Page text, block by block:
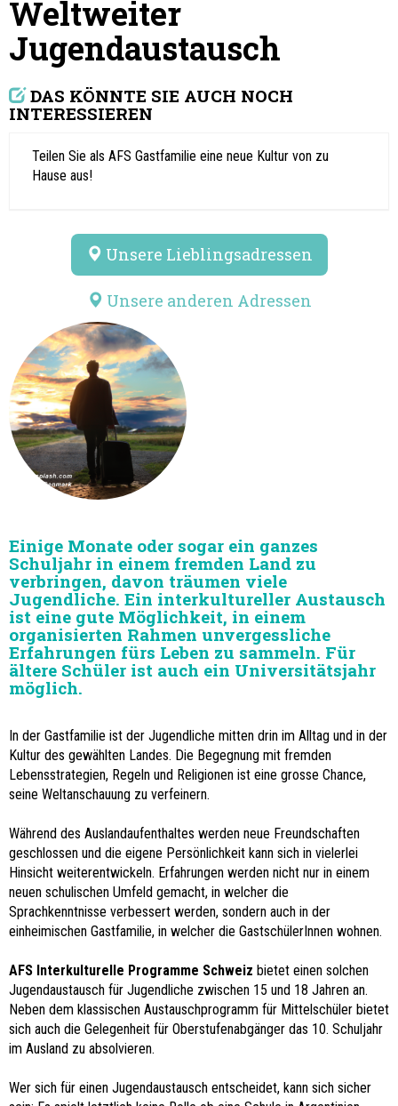
Weltweiter
Jugendaustausch
DAS KÖNNTE SIE AUCH NOCH
INTERESSIEREN
Teilen Sie als AFS Gastfamilie eine neue Kultur von zu
Hause aus!
Unsere Lieblingsadressen
Unsere anderen Adressen
Einige Monate oder sogar ein ganzes
Schuljahr in einem fremden Land zu
verbringen, davon träumen viele
Jugendliche. Ein interkultureller Austausch
ist eine gute Möglichkeit, in einem
organisierten Rahmen unvergessliche
Erfahrungen fürs Leben zu sammeln. Für
ältere Schüler ist auch ein Universitätsjahr
möglich.
In der Gastfamilie ist der Jugendliche mitten drin im Alltag und in der
Kultur des gewählten Landes. Die Begegnung mit fremden
Lebensstrategien, Regeln und Religionen ist eine grosse Chance,
seine Weltanschauung zu verfeinern.
Während des Auslandaufenthaltes werden neue Freundschaften
geschlossen und die eigene Persönlichkeit kann sich in vielerlei
Hinsicht weiterentwickeln. Erfahrungen werden nicht nur in einem
neuen schulischen Umfeld gemacht, in welcher die
Sprachkenntnisse verbessert werden, sondern auch in der
einheimischen Gastfamilie, in welcher die GastschülerInnen wohnen.
AFS Interkulturelle Programme Schweiz bietet einen solchen
Jugendaustausch für Jugendliche zwischen 15 und 18 Jahren an.
Neben dem klassischen Austauschprogramm für Mittelschüler bietet
sich auch die Gelegenheit für Oberstufenabgänger das 10. Schuljahr
im Ausland zu absolvieren.
Wer sich für einen Jugendaustausch entscheidet, kann sich sicher